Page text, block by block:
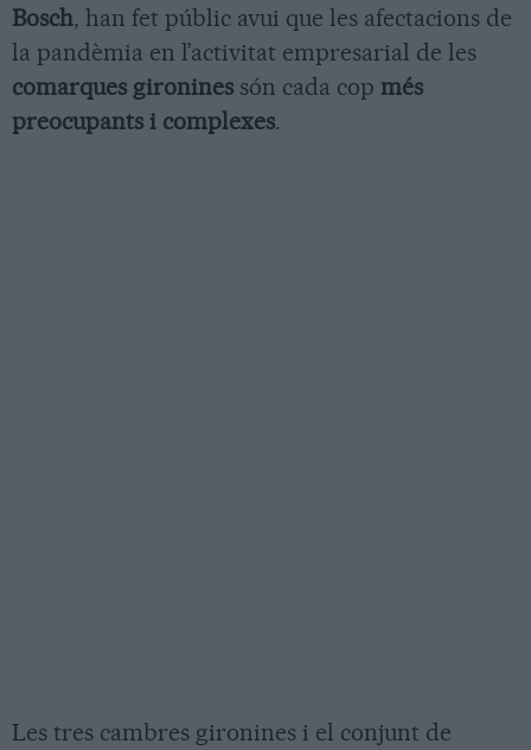
Bosch, han fet públic avui que les afectacions de
la pandèmia en l’activitat empresarial de les
comarques gironines són cada cop més
preocupants i complexes.
Les tres cambres gironines i el conjunt de